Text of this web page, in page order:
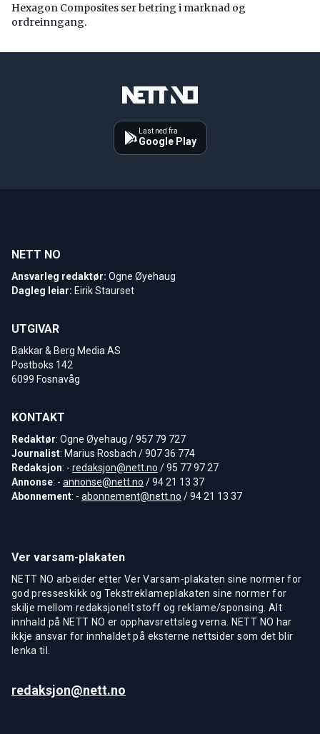
Hexagon Composites ser betring i marknad og
ordreinngang.
Last ned fra
Google Play
NETT NO
Ansvarleg redaktør: Ogne Øyehaug
Dagleg leiar: Eirik Staurset
UTGIVAR
Bakkar & Berg Media AS
Postboks 142
6099 Fosnavåg
KONTAKT
Redaktør: Ogne Øyehaug / 957 79 727
Journalist: Marius Rosbach / 907 36 774
Redaksjon: - redaksjon@nett.no / 95 77 97 27
Annonse: - annonse@nett.no / 94 21 13 37
Abonnement: - abonnement@nett.no / 94 21 13 37
Ver varsam-plakaten
NETT NO arbeider etter Ver Varsam-plakaten sine normer for
god presseskikk og Tekstreklameplakaten sine normer for
skilje mellom redaksjonelt stoff og reklame/sponsing. Alt
innhald på NETT NO er opphavsrettsleg verna. NETT NO har
ikkje ansvar for innhaldet på eksterne nettsider som det blir
lenka til.
redaksjon@nett.no